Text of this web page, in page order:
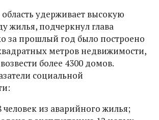
удерживает высокую
жилья, подчеркнул глава
за прошлый год было построено
метров недвижимости,
более 4300 домов.
социальной
человек из аварийного жилья;